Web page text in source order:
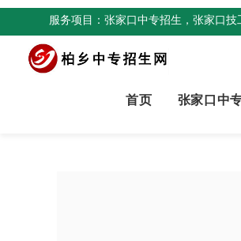
服务项目：张家口中专招生，张家口
首页 张家口中